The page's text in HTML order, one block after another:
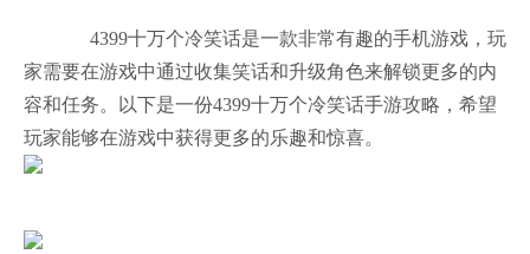
4399十万个冷笑话是一款非常有趣的手机游戏，玩
家需要在游戏中通过收集笑话和升级角色来解锁更多的内
容和任务。以下是一份4399十万个冷笑话手游攻略，希望
玩家能够在游戏中获得更多的乐趣和惊喜。